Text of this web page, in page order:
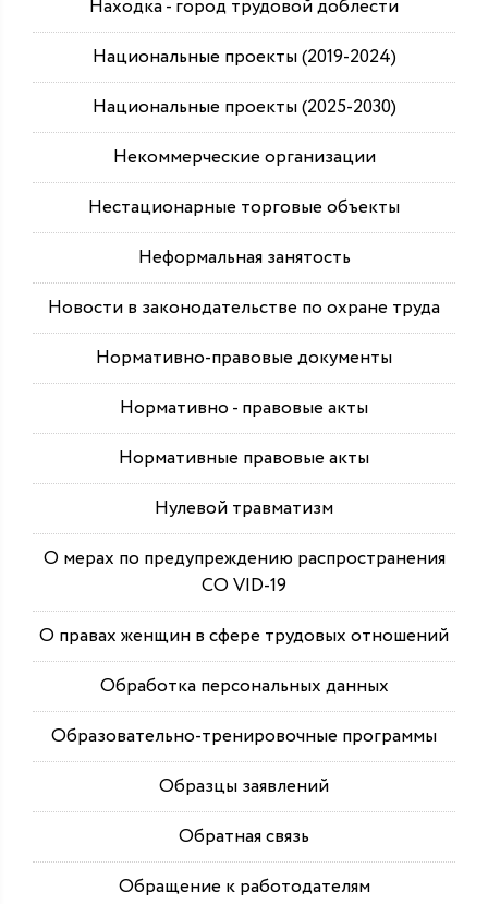
Находка - город трудовой доблести
Национальные проекты (2019-2024)
Национальные проекты (2025-2030)
Некоммерческие организации
Нестационарные торговые объекты
Неформальная занятость
Новости в законодательстве по охране труда
Нормативно-правовые документы
Нормативно - правовые акты
Нормативные правовые акты
Нулевой травматизм
О мерах по предупреждению распространения
СО VID-19
О правах женщин в сфере трудовых отношений
Обработка персональных данных
Образовательно-тренировочные программы
Образцы заявлений
Обратная связь
Обращение к работодателям